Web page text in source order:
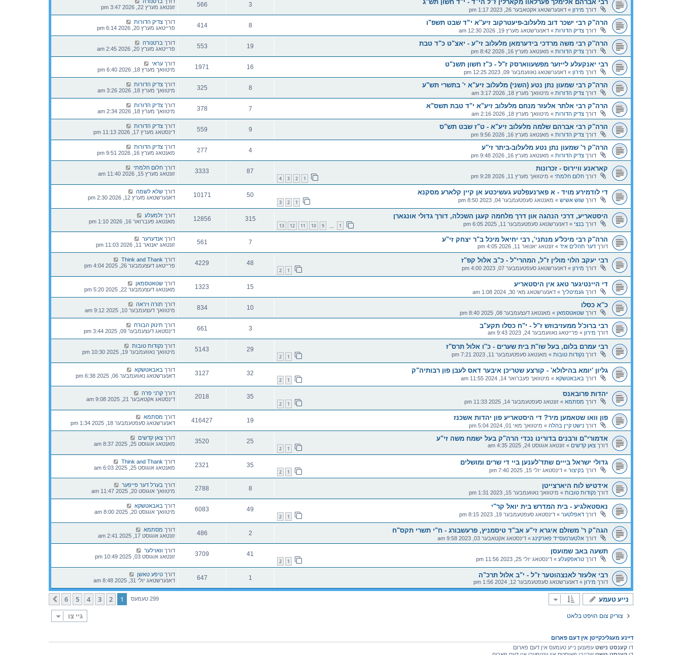
רבי אברהם אלימלך פערלאוו מקארלין ז"ל הי"ד - י"ד חשון תש"ג
דורך מירון » דאנערשטאג אקטאבער 26, 2023 1:17 pm
3
566 דורך ברטנורה
זונטאג מערץ 22, 2026 3:47 pm
הרה"ק רבי ישכר דוב מלעלוב-פיעטרקוב זיע''א י”ד שבט תשפ"ו
דורך צדיק הדורות » דאנערשטאג מערץ 19, 2026 12:30 am
8
414 דורך צדיק הדורות
פרייטאג מערץ 20, 2026 6:14 pm
הרה''ק רבי משה מרדכי בידערמאן מלעלוב זי''ע - יאצ"ט כ"ד טבת
דורך צדיק הדורות » מאנטאג מערץ 16, 2026 8:42 pm
19
553 דורך ברטנורה
פרייטאג מערץ 20, 2026 2:45 am
רבי יאנקעלע לייזער מפשעווארסק ז"ל - כ"ז חשון תשנ"ט
דורך מירון » דאנערשטאג נאוועמבער 09, 2023 12:25 pm
16
1971 דורך עראי
מיטוואך מערץ 18, 2026 6:40 pm
הרה"ק רבי שמעון נתן נטע (השני) מלעלוב זיע"א י' בתשרי תש"ע
דורך צדיק הדורות » מיטוואך מערץ 18, 2026 3:17 am
8
325 דורך צדיק הדורות
מיטוואך מערץ 18, 2026 3:26 am
הרה"ק רבי אלתר אלעזר מנחם מלעלוב זיע"א י"ד טבת תשס"א
דורך צדיק הדורות » מיטוואך מערץ 18, 2026 2:16 am
7
378 דורך צדיק הדורות
מיטוואך מערץ 18, 2026 2:34 am
הרה"ק רבי אברהם שלמה מלעלוב זיע"א - ט"ז שבט תש"ס
דורך צדיק הדורות » מאנטאג מערץ 16, 2026 9:56 pm
9
559 דורך צדיק הדורות
דינסטאג מערץ 17, 2026 11:13 pm
הרה''ק ר' שמעון נתן נטע מלעלוב-ביתר זי''ע
דורך צדיק הדורות » מאנטאג מערץ 16, 2026 9:48 pm
4
277 דורך צדיק הדורות
מאנטאג מערץ 16, 2026 9:51 pm
קאראנע וויירוס - זכרונות
דורך חלום חלמתי » מיטוואך מערץ 11, 2026 9:28 pm 1
2
3
4
87
3333 דורך חלום חלמתי
זונטאג מערץ 15, 2026 11:40 am
די לודמירע מויד - א פארנעפלטע געשיכטע אן קיין קלארע מסקנא
דורך שוש אשיש » מאנטאג סעפטעמבער 04, 2023 8:50 pm 1
2
3
50
10171 דורך שלא לשמה
דאנערשטאג מערץ 12, 2026 2:30 pm
היסטאריע, דרכי הנהגה און דרך מלחמה קעגן השכלה, דורך גדולי אונגארן
דורך בנצי » דאנערשטאג סעפטעמבער 11, 2025 6:05 pm 1
9
10
11
12
13
315
12856 דורך זלמעלע
מאנטאג פעברואר 16, 2026 1:10 pm
הרה"ק רבי מיכל'ע מנתני', רבי יחיאל מיכל ב"ר יצחק זי"ע
דורך דער תהלים איד » זונטאג יאנואר 11, 2026 4:05 pm
7
561 דורך אנדערער
זונטאג יאנואר 11, 2026 11:03 pm
רבי יעקב הלוי מולין ז"ל, המהרי"ל - כ"ב אלול קפ"ז
דורך מירון » דאנערשטאג סעפטעמבער 07, 2023 4:00 pm 1
2
48
4229 דורך Think and Thank
פרייטאג דעצעמבער 26, 2025 4:04 pm
די היינטיגער טאג אין היסטאריע
דורך געמיטליך » דאנערשטאג מאי 30, 2024 1:08 am
15
1323 דורך שטאטסמאן
מאנטאג דעצעמבער 22, 2025 5:20 pm
כ''א כסלו
דורך שטאטסמאן » מאנטאג דעצעמבער 08, 2025 8:40 pm
10
834 דורך תורה ויראה
מיטוואך דעצעמבער 10, 2025 9:12 am
רבי ברוכ'ל ממעזיבוזש ז"ל - י"ח כסלו תקע"ב
דורך מירון » פרייטאג נאוועמבער 24, 2023 9:43 am
3
661 דורך תינוק הבורח
דינסטאג דעצעמבער 09, 2025 3:44 pm
רבי עמרם בלום, בעל שו''ת בית שערים - כ''ו אלול תרס"ז
דורך נקודות טובות » מאנטאג סעפטעמבער 11, 2023 7:21 pm 1
2
29
5143 דורך נקודות טובות
מיטוואך נאוועמבער 19, 2025 10:30 pm
גליון 'יומא בהילולא' - קורצע שטריכן איבער דאס לעבן פון רבותיה"ק
דורך באבאטשקא » מיטוואך פעברואר 14, 2024 11:55 am 1
2
32
3127 דורך באבאטשקא
דאנערשטאג נאוועמבער 06, 2025 6:38 pm
יהדות פרובאנס
דורך מסתמא » זונטאג סעפטעמבער 14, 2025 11:33 pm 1
2
35
2018 דורך קרני פרה
דינסטאג אקטאבער 21, 2025 9:08 am
פון וואו שטאמען מיר? די היסטאריע פון יהדות אשכנז
דורך נישט קיין בהלה » מיטוואך מאי 01, 2024 5:04 pm
19
416427 דורך מסתמא
דאנערשטאג סעפטעמבער 18, 2025 1:34 pm
אדמורי"ם ורבנים בדורינו נכדי הרה"ק בעל ישמח משה זי"ע
דורך צאן קדשים » זונטאג אוגוסט 24, 2025 4:35 am 1
2
25
3520 דורך צאן קדשים
מאנטאג אוגוסט 25, 2025 8:37 am
גדולי ישראל בייים שתד'לענען ביי די שרים ומושלים
דורך בקיצור » דינסטאג יולי 15, 2025 7:40 pm 1
2
35
2321 דורך Think and Thank
מאנטאג אוגוסט 25, 2025 6:03 am
אידטיש לוח היארצייטן
דורך נקודות טובות » מיטוואך נאוועמבער 15, 2023 1:31 pm
8
2788 דורך בערל דער פייפער
מיטוואך אוגוסט 20, 2025 11:47 am
נאסטאלגיע - בית המדרש בית יואל קר"י
דורך דאפלטער » דינסטאג סעפטעמבער 19, 2023 8:15 pm 1
2
49
6083 דורך באבאטשקא
מיטוואך אוגוסט 20, 2025 8:00 am
הגה"ק ר' משולם איגרא זי"ע אב"ד טיסמניץ, פרעשבורג - ח"י תשרי תקס"ח
דורך אלטערנעסייד פארקינג » דינסטאג אקטאבער 03, 2023 9:58 am
2
486 דורך מסתמא
זונטאג אוגוסט 17, 2025 2:41 am
תשעה באב שמועסן
דורך טראפקעלע » דינסטאג יולי 25, 2023 11:56 pm 1
2
41
3709 דורך וואוילער
זונטאג אוגוסט 03, 2025 10:49 pm
רבי אלעזר לאנצהוטער ז"ל - י"ב אלול תרכ"ה
דורך מירון » דאנערשטאג סעפטעמבער 12, 2024 1:56 pm
1
647 דורך טיפע טאשן
דאנערשטאג יולי 31, 2025 8:48 am
נייע טעמע 299 טעמעס 1
2
3
4
5
6
קומענדיגע
צוריק צום הויפט בלאט גיי צו
דיינע מעגליכקייטן אין דעם פארום
דו קענסט נישט עפענען נייע טעמעס אין דעם פארום